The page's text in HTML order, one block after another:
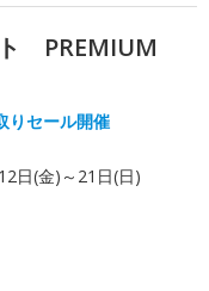
PREMIUM
りセール開催
日(金)～21日(日)